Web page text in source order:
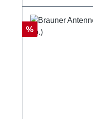
Rabatt
%